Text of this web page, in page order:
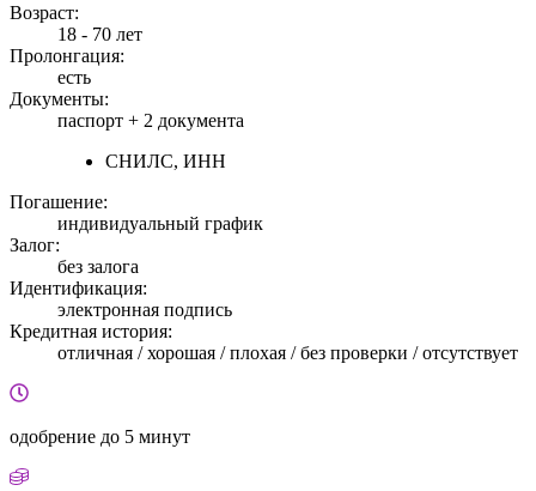
Возраст:
18 - 70 лет
Пролонгация:
есть
Документы:
паспорт + 2 документа
СНИЛС, ИНН
Погашение:
индивидуальный график
Залог:
без залога
Идентификация:
электронная подпись
Кредитная история:
отличная / хорошая / плохая / без проверки / отсутствует
одобрение до 5 минут